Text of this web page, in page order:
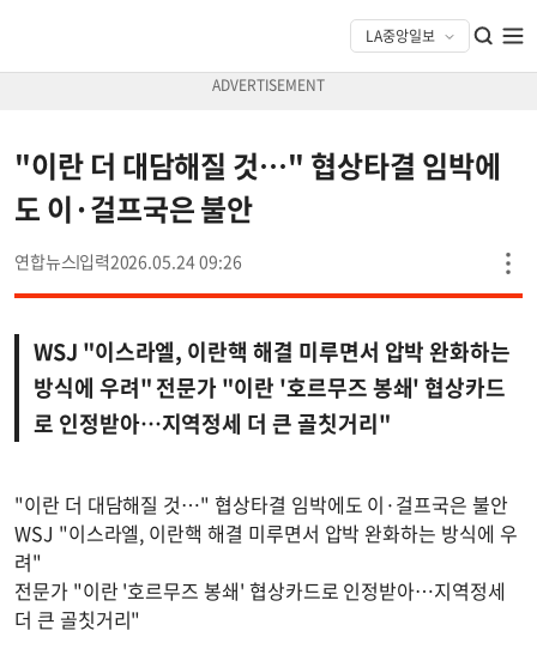
"이란 더 대담해질 것…" 협상타결 임박에
도 이·걸프국은 불안
연합뉴스 2026.05.24 09:26
WSJ "이스라엘, 이란핵 해결 미루면서 압박 완화하는
방식에 우려" 전문가 "이란 '호르무즈 봉쇄' 협상카드
로 인정받아…지역정세 더 큰 골칫거리"
"이란 더 대담해질 것…" 협상타결 임박에도 이·걸프국은 불안
WSJ "이스라엘, 이란핵 해결 미루면서 압박 완화하는 방식에 우
려"
전문가 "이란 '호르무즈 봉쇄' 협상카드로 인정받아…지역정세
더 큰 골칫거리"